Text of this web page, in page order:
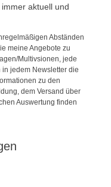
aktuell und
Abständen
meine Angebote zu
Multivsionen, jede
jedem Newsletter die
zu den
dem Versand über
Auswertung finden